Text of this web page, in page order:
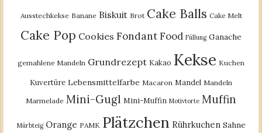
Ausstechkekse Banane Biskuit Brot Cake Balls Cake Melt
Cake Pop Cookies Fondant Food Füllung Ganache
gemahlene Mandeln Grundrezept Kakao Kekse Kuchen
Kuvertüre Lebensmittelfarbe Macaron Mandel Mandeln
Marmelade Mini-Gugl Mini-Muffin Motivtorte Muffin
Mürbteig Orange PAMK Plätzchen Rührkuchen Sahne